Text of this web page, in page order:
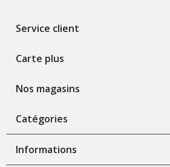
Service client
Carte plus
Nos magasins
Catégories
Informations